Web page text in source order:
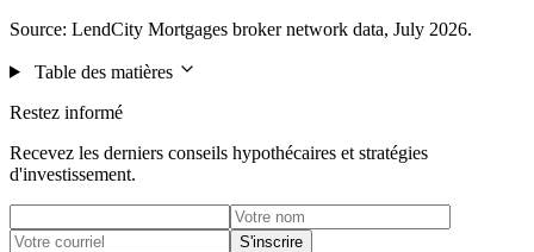
Source: LendCity Mortgages broker network data, July 2026.
Table des matières
Restez informé
Recevez les derniers conseils hypothécaires et stratégies
d'investissement.
S'inscrire